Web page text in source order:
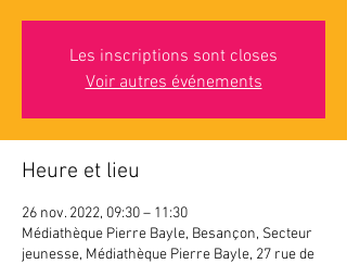
Les inscriptions sont closes
Voir autres événements
Heure et lieu
26 nov. 2022, 09:30 – 11:30
Médiathèque Pierre Bayle, Besançon, Secteur
jeunesse, Médiathèque Pierre Bayle, 27 rue de